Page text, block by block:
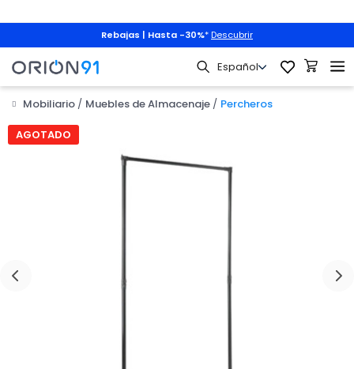
Rebajas | Hasta -30%* Descubrir
Mobiliario Muebles de Almacenaje Percheros
AGOTADO
